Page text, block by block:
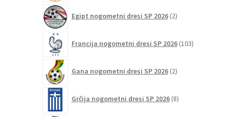
Egipt nogometni dresi SP 2026 2izdelka
Francija nogometni dresi SP 2026 103izdelki
Gana nogometni dresi SP 2026 2izdelka
Grčija nogometni dresi SP 2026 8izdelkov